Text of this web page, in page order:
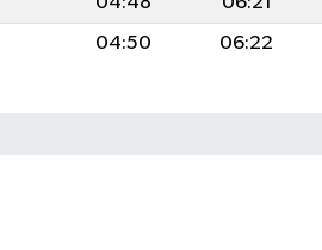
04:50 06:22